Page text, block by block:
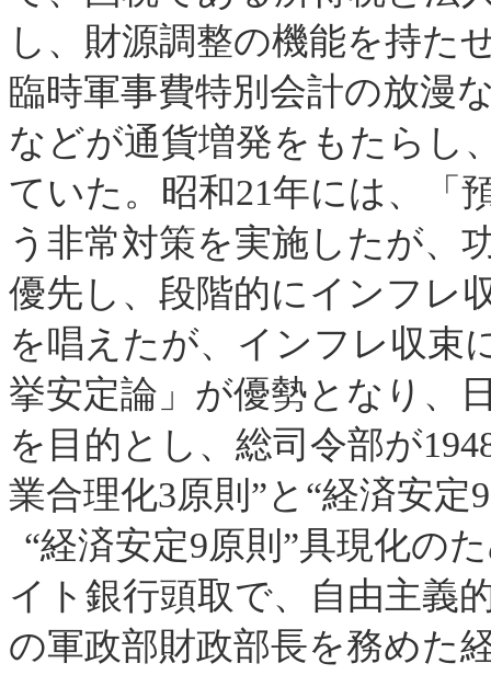
し、財源調整の機能を持た
臨時軍事費特別会計の放漫
などが通貨増発をもたらし
ていた。昭和21年には、「
う非常対策を実施したが、
優先し、段階的にインフレ
を唱えたが、インフレ収束
挙安定論」が優勢となり、
を目的とし、 総司令部が
業合理化3原則 ”と “経済安定9
“経済安定9原則 ”具現化の
イト銀行頭取で、
自由主義
の軍政部財政部長を務めた